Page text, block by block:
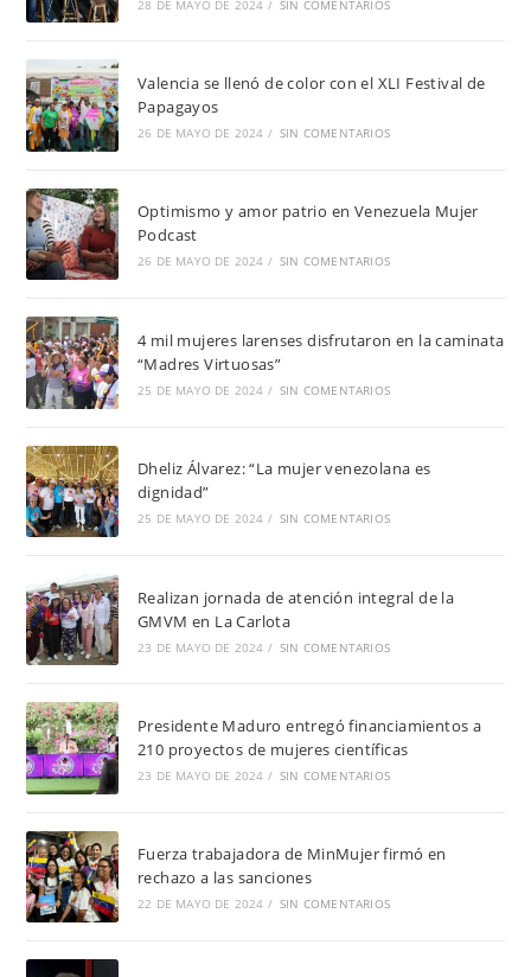
28 DE MAYO DE 2024 / SIN COMENTARIOS
Valencia se llenó de color con el XLI Festival de
Papagayos
26 DE MAYO DE 2024 / SIN COMENTARIOS
Optimismo y amor patrio en Venezuela Mujer
Podcast
26 DE MAYO DE 2024 / SIN COMENTARIOS
4 mil mujeres larenses disfrutaron en la caminata
“Madres Virtuosas”
25 DE MAYO DE 2024 / SIN COMENTARIOS
Dheliz Álvarez: “La mujer venezolana es
dignidad”
25 DE MAYO DE 2024 / SIN COMENTARIOS
Realizan jornada de atención integral de la
GMVM en La Carlota
23 DE MAYO DE 2024 / SIN COMENTARIOS
Presidente Maduro entregó financiamientos a
210 proyectos de mujeres científicas
23 DE MAYO DE 2024 / SIN COMENTARIOS
Fuerza trabajadora de MinMujer firmó en
rechazo a las sanciones
22 DE MAYO DE 2024 / SIN COMENTARIOS